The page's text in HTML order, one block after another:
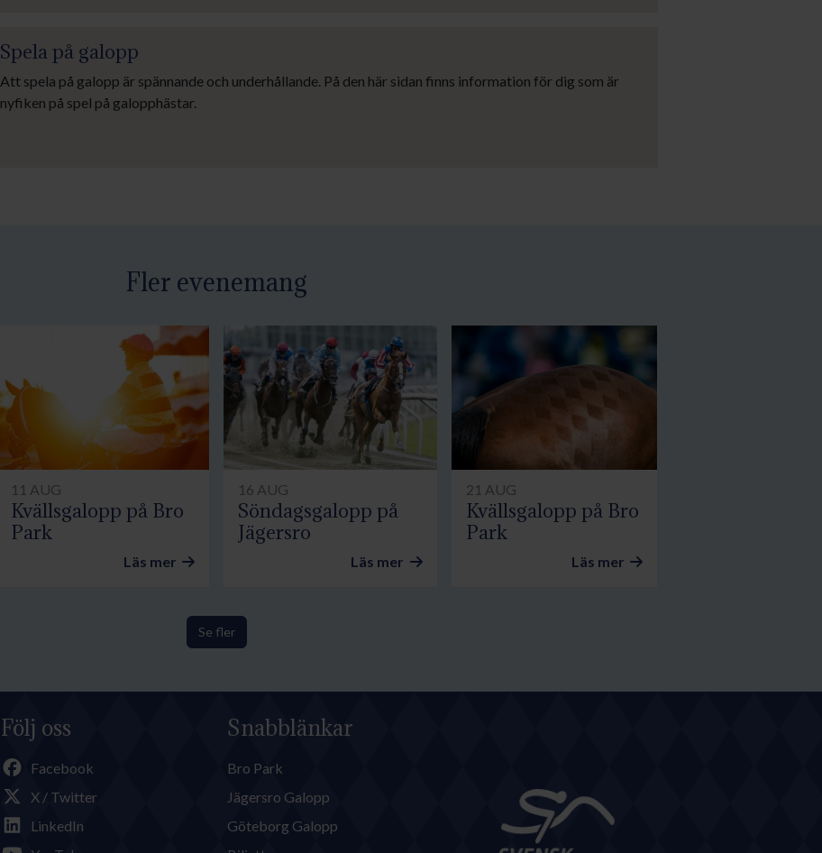
Spela på galopp
Att spela på galopp är spännande och underhållande. På den här sidan finns information för dig som är
nyfiken på spel på galopphästar.
Fler evenemang
11 AUG
Kvällsgalopp på Bro
Park
Läs mer
16 AUG
Söndagsgalopp på
Jägersro
Läs mer
21 AUG
Kvällsgalopp på Bro
Park
Läs mer
Se fler
Följ oss
Facebook
X / Twitter
LinkedIn
Snabblänkar
Bro Park
Jägersro Galopp
Göteborg Galopp